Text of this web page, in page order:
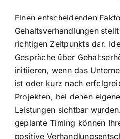
Einen entscheidenden
Gehaltsverhandlungen
richtigen Zeitpunkts dar.
Gespräche über
initiieren, wenn das
ist oder kurz nach
Projekten, bei denen
Leistungen sichtbar
geplante Timing können
positive